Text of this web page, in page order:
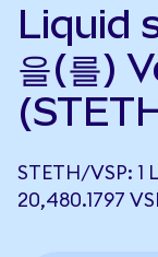
Liquid
을(를)
STETH/VSP: 1
20,480.1797